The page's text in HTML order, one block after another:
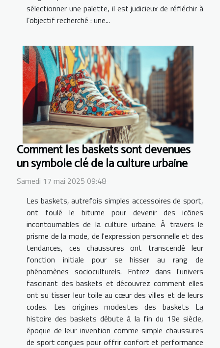
sélectionner une palette, il est judicieux de réfléchir à
l’objectif recherché : une...
Comment les baskets sont devenues
un symbole clé de la culture urbaine
Samedi 17 mai 2025 09:48
Les baskets, autrefois simples accessoires de sport,
ont foulé le bitume pour devenir des icônes
incontournables de la culture urbaine. À travers le
prisme de la mode, de l'expression personnelle et des
tendances, ces chaussures ont transcendé leur
fonction initiale pour se hisser au rang de
phénomènes socioculturels. Entrez dans l'univers
fascinant des baskets et découvrez comment elles
ont su tisser leur toile au cœur des villes et de leurs
codes. Les origines modestes des baskets La
histoire des baskets débute à la fin du 19e siècle,
époque de leur invention comme simple chaussures
de sport conçues pour offrir confort et performance